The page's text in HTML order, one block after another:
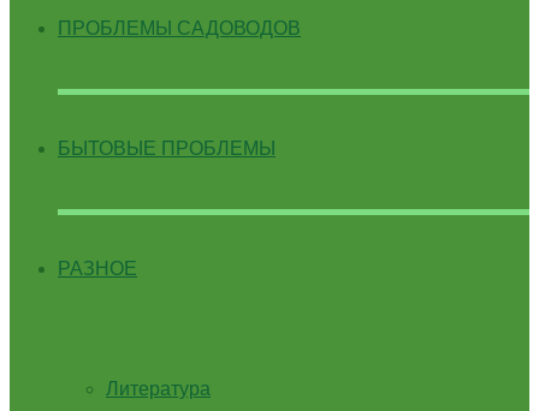
ПРОБЛЕМЫ САДОВОДОВ
БЫТОВЫЕ ПРОБЛЕМЫ
РАЗНОЕ
Литература